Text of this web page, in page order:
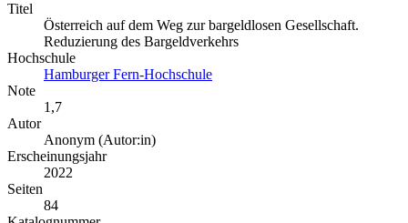
Titel
Österreich auf dem Weg zur bargeldlosen Gesellschaft.
Reduzierung des Bargeldverkehrs
Hochschule
Hamburger Fern-Hochschule
Note
1,7
Autor
Anonym (Autor:in)
Erscheinungsjahr
2022
Seiten
84